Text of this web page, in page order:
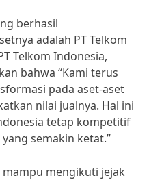
berhasil
adalah PT Telkom
Telkom Indonesia,
bahwa “Kami terus
pada aset-aset
nilai jualnya. Hal ini
tetap kompetitif
semakin ketat.”
mengikuti jejak